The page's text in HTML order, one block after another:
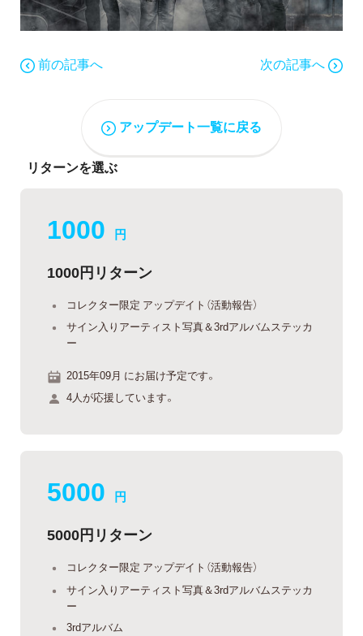
前の記事へ 次の記事へ
アップデート一覧に戻る
リターンを選ぶ
1000 円
1000円リターン
コレクター限定 アップデイト（活動報告）
サイン入りアーティスト写真＆3rdアルバムステッカ
ー
2015年09月 にお届け予定です。
4人が応援しています。
5000 円
5000円リターン
コレクター限定 アップデイト（活動報告）
サイン入りアーティスト写真＆3rdアルバムステッカ
ー
3rdアルバム